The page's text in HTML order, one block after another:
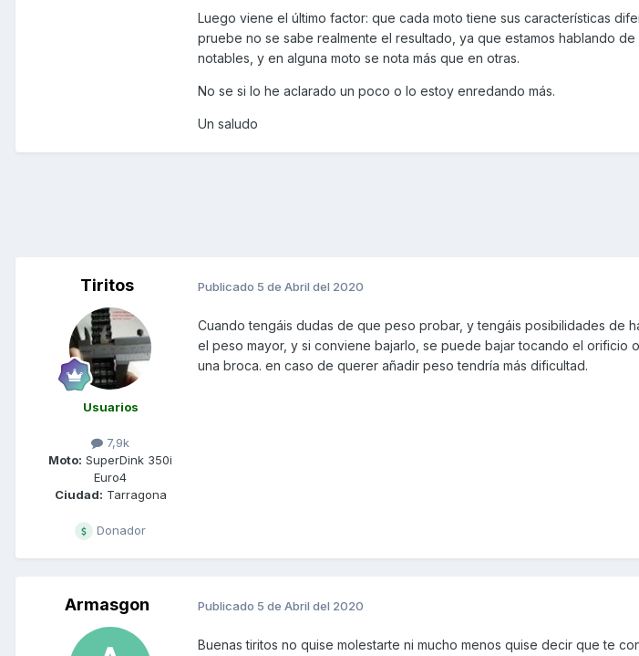
Luego viene el último factor: que cada moto tiene sus características
pruebe no se sabe realmente el resultado, ya que estamos hablando
notables, y en alguna moto se nota más que en otras.
No se si lo he aclarado un poco o lo estoy enredando más.
Un saludo
Tiritos
Usuarios
7,9k
Moto: SuperDink 350i
Euro4
Ciudad: Tarragona
Donador
Publicado 5 de Abril del 2020
Cuando tengáis dudas de que peso probar, y tengáis posibilidades de
el peso mayor, y si conviene bajarlo, se puede bajar tocando el orificio
una broca. en caso de querer añadir peso tendría más dificultad.
Armasgon Publicado 5 de Abril del 2020
Buenas tiritos no quise molestarte ni mucho menos quise decir que te